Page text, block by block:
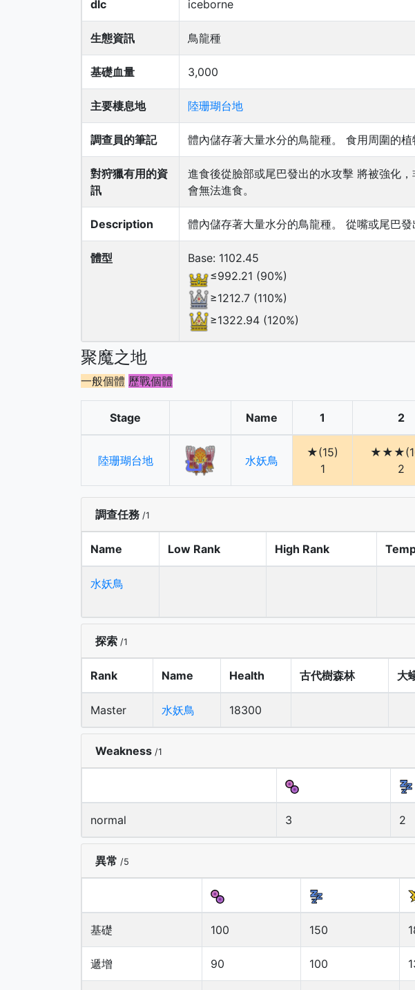
dlc iceborne
生態資訊 鳥龍種
基礎血量 3,000
主要棲息地 陸珊瑚台地
調查員的筆記 體內儲存著大量水分的鳥龍種。 食用周圍的
對狩獵有用的資
訊
進食後從臉部或尾巴發出的水攻擊 將被強化
會無法進食。
Description 體內儲存著大量水分的鳥龍種。 從嘴或尾巴
體型
Base: 1102.45
≤992.21 (90%)
≥1212.7 (110%)
≥1322.94 (120%)
聚魔之地
一般個體 歷戰個體
Stage Name 1 2
陸珊瑚台地 水妖鳥
★(15)
1
2
調查任務 /1
Name Low Rank High Rank
水妖鳥
探索 /1
Rank Name Health 古代樹森林 大
Master 水妖鳥 18300
Weakness /1
normal 3 2
異常 /5
基礎 100 150
遞增 90 100